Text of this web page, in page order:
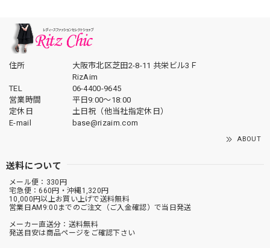
住所
大阪市北区芝田2-8-11 共栄ビル3Ｆ
RizAim
TEL
06-4400-9645
営業時間
平日9:00～18:00
定休日
土日祝（他当社指定休日）
E-mail
base@rizaim.com
ABOUT
送料について
メール便：330円
宅急便：660円・沖縄1,320円
10,000円以上お買い上げで送料無料
営業日AM9:00までのご注文（ご入金確認）で当日発送
メーカー直送分：送料無料
発送目安は商品ページをご確認下さい